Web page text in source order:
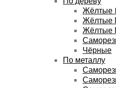
Жёлтые
Жёлтые
Жёлтые
Чёрные
По металлу